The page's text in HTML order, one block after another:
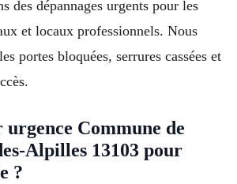
des dépannages urgents pour les
et locaux professionnels. Nous
portes bloquées, serrures cassées et
Commune de
Alpilles 13103 pour
?